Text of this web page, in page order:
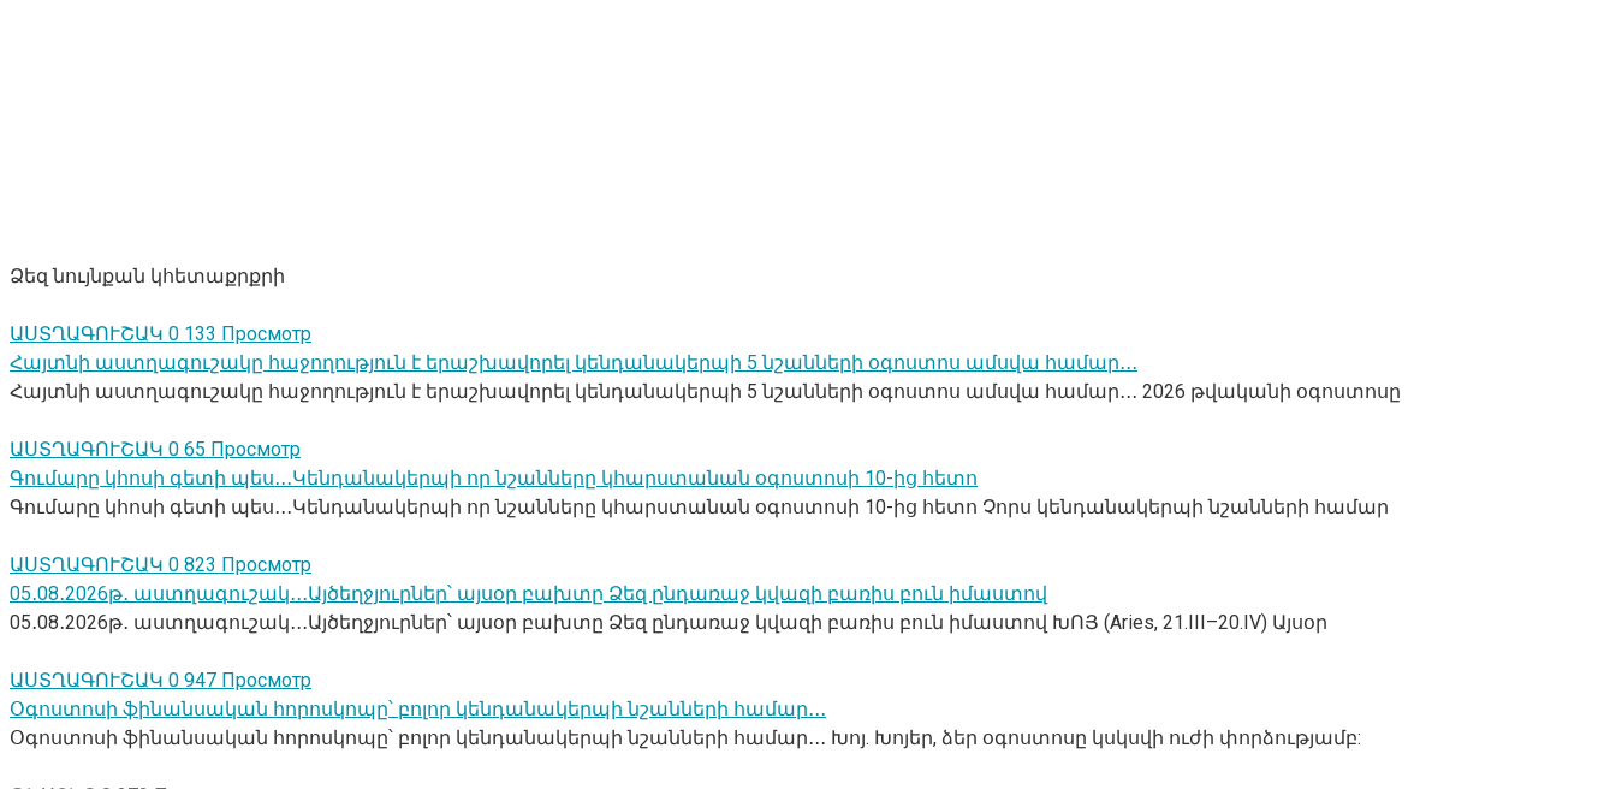
Ձեզ նույնքան կհետաքրքրի
ԱՍՏՂԱԳՈՒՇԱԿ 0 133 Просмотр
Հայտնի աստղագուշակը հաջողություն է երաշխավորել կենդանակերպի 5 նշանների օգոստոս ամսվա համար․․․
Հայտնի աստղագուշակը հաջողություն է երաշխավորել կենդանակերպի 5 նշանների օգոստոս ամսվա համար․․․ 2026 թվականի օգոստոսը
ԱՍՏՂԱԳՈՒՇԱԿ 0 65 Просмотр
Գումարը կհոսի գետի պես․․․Կենդանակերպի որ նշանները կհարստանան օգոստոսի 10-ից հետո
Գումարը կհոսի գետի պես․․․Կենդանակերպի որ նշանները կհարստանան օգոստոսի 10-ից հետո Չորս կենդանակերպի նշանների համար
ԱՍՏՂԱԳՈՒՇԱԿ 0 823 Просмотр
05․08․2026թ․ աստղագուշակ․․․Այծեղջյուրներ՝ այսօր բախտը Ձեզ ընդառաջ կվազի բառիս բուն իմաստով
05․08․2026թ․ աստղագուշակ․․․Այծեղջյուրներ՝ այսօր բախտը Ձեզ ընդառաջ կվազի բառիս բուն իմաստով ԽՈՅ (Aries, 21.III–20.IV) Այսօր
ԱՍՏՂԱԳՈՒՇԱԿ 0 947 Просмотр
Օգոստոսի ֆինանսական հորոսկոպը՝ բոլոր կենդանակերպի նշանների համար․․․
Օգոստոսի ֆինանսական հորոսկոպը՝ բոլոր կենդանակերպի նշանների համար․․․ Խոյ. Խոյեր, ձեր օգոստոսը կսկսվի ուժի փորձությամբ: